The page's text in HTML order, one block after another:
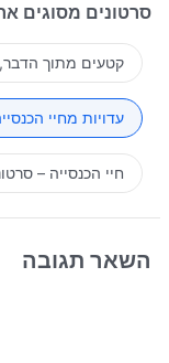
סרטונים מסוגים
קטעים מתוך
עדויות מחיי
חיי הכנסייה –
השאר תגובה